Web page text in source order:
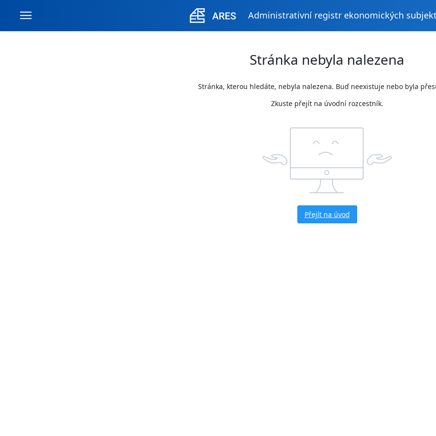
Administrativní registr ekonomických
Stránka nebyla nalezena
Stránka, kterou hledáte, nebyla nalezena. Buď neexistuje nebo byla
Zkuste přejít na úvodní rozcestník.
Přejít na úvod